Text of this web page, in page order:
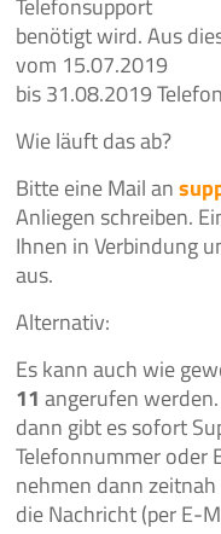
Telefonsupport
benötigt wird. Aus
vom 15.07.2019
bis 31.08.2019
Wie läuft das ab?
Bitte eine Mail an
Anliegen schreiben.
Ihnen in Verbindung
aus.
Alternativ:
Es kann auch wie
11angerufen
dann gibt es sofort
Telefonnummer oder
nehmen dann
die Nachricht (per E-